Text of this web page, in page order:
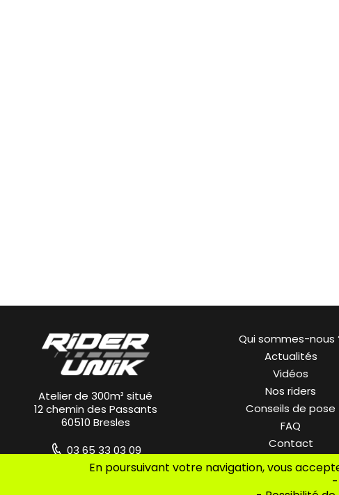
Atelier de 300m² situé
12 chemin des Passants
60510 Bresles
03 65 33 03 09
riderunik@gmail.com
Qui sommes-nous
Actualités
Vidéos
Nos riders
Conseils de pose
FAQ
Contact
En poursuivant votre navigation, vous